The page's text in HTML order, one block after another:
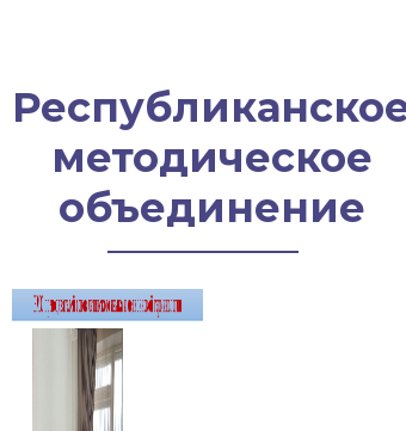
Республиканское
методическое
объединение